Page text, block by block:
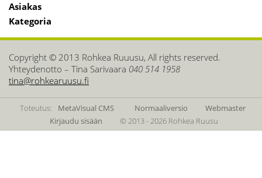
Asiakas
Kategoria
Copyright © 2013 Rohkea Ruuusu, All rights reserved.
Yhteydenotto – Tina Sarivaara 040 514 1958
tina@rohkearuusu.fi
Toteutus: MetaVisual CMS Normaaliversio
Webmaster
Kirjaudu sisään
© 2013 - 2026 Rohkea Ruusu